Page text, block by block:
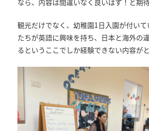
観光だけでなく、幼稚園1日入園が付い
たちが英語に興味を持ち、日本と海外の
るというここでしか経験できない内容が